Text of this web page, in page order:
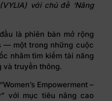
với chủ đề ‘Nâng
là phiên bản mở rộng
— một trong những cuộc
nhằm tìm kiếm tài năng
và truyền thông.
Empowerment –
với mục tiêu nâng cao